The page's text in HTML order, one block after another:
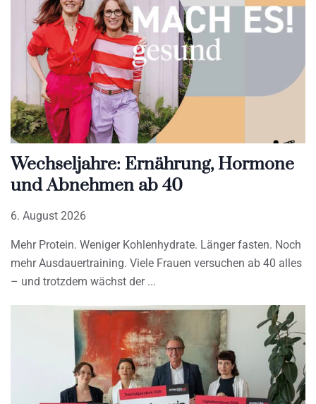
Wechseljahre: Ernährung, Hormone
und Abnehmen ab 40
6. August 2026
Mehr Protein. Weniger Kohlenhydrate. Länger fasten. Noch
mehr Ausdauertraining. Viele Frauen versuchen ab 40 alles
– und trotzdem wächst der